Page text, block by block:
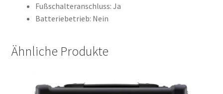
Fußschalteranschluss: Ja
Batteriebetrieb: Nein
Ähnliche Produkte